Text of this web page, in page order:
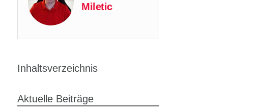
Miletic
Inhaltsverzeichnis
Aktuelle Beiträge